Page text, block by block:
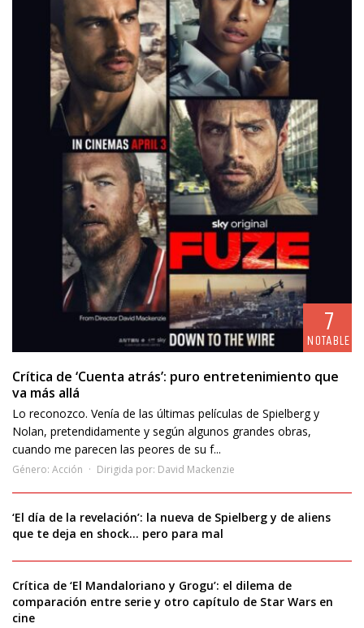
7
NOTABLE
Crítica de ‘Cuenta atrás’: puro entretenimiento que
va más allá
Lo reconozco. Venía de las últimas películas de Spielberg y
Nolan, pretendidamente y según algunos grandes obras,
cuando me parecen las peores de su f...
Género: Acción Dirigida por: David Mackenzie
‘El día de la revelación’: la nueva de Spielberg y de aliens
que te deja en shock… pero para mal
Crítica de ‘El Mandaloriano y Grogu’: el dilema de
comparación entre serie y otro capítulo de Star Wars en
cine